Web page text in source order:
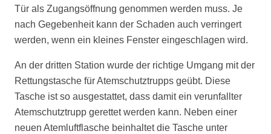
Tür als Zugangsöffnung genommen werden muss. Je
nach Gegebenheit kann der Schaden auch verringert
werden, wenn ein kleines Fenster eingeschlagen wird.
An der dritten Station wurde der richtige Umgang mit der
Rettungstasche für Atemschutztrupps geübt. Diese
Tasche ist so ausgestattet, dass damit ein verunfallter
Atemschutztrupp gerettet werden kann. Neben einer
neuen Atemluftflasche beinhaltet die Tasche unter